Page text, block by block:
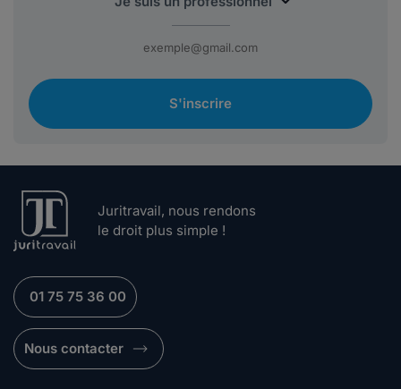
S'inscrire
Juritravail, nous rendons
le droit plus simple !
01 75 75 36 00
Nous contacter